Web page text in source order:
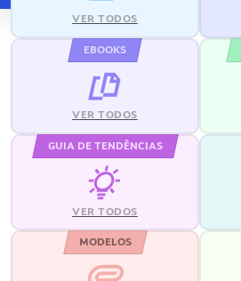
VER TODOS
EBOOKS
VER TODOS
GUIA DE TENDÊNCIAS
VER TODOS
MODELOS